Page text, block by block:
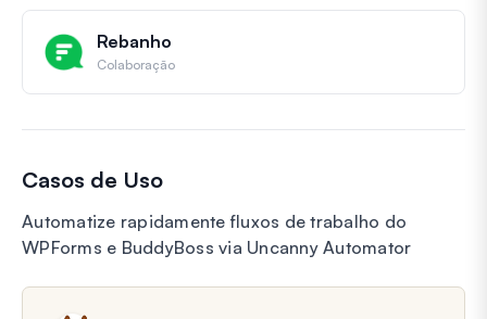
Rebanho
Colaboração
Casos de Uso
Automatize rapidamente fluxos de trabalho do
WPForms e BuddyBoss via Uncanny Automator